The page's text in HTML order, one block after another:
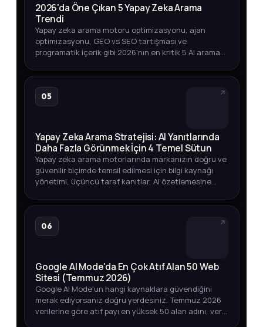
2026'da Öne Çıkan 5 Yapay Zeka Arama
Trendi
Yapay zeka arama motoru optimizasyonu, ajan
optimizasyonu, GEO vs SEO tartışması ve
programatik içerik gibi 2026'nın en kritik 5 AI arama
05
Yapay Zeka Arama Stratejisi: AI Yanıtlarında
Daha Fazla Görünmek İçin 4 Temel Sütun
Yapay zeka arama motorlarında markanızın doğru ve
güvenilir biçimde temsil edilmesi için bilgi kaynağı
yönetimi, üçüncü taraf kanıtlar, AI özetlemesine
kapsamlı bir strate…
06
Google AI Mode'da En Çok Atıf Alan 50 Web
Sitesi (Temmuz 2026)
Google AI Mode'un hangi kaynaklara güvendiğini
merak ediyorsanız doğru yerdesiniz. Temmuz 2026
verilerine göre atıf payı en yüksek 50 alan adını, veri